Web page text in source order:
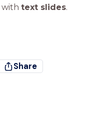
with text slides.
Share